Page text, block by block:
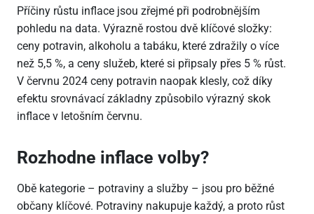
Příčiny růstu inflace jsou zřejmé při podrobnějším
pohledu na data. Výrazně rostou dvě klíčové složky:
ceny potravin, alkoholu a tabáku, které zdražily o více
než 5,5 %, a ceny služeb, které si připsaly přes 5 % růst.
V červnu 2024 ceny potravin naopak klesly, což díky
efektu srovnávací základny způsobilo výrazný skok
inflace v letošním červnu.
Rozhodne inflace volby?
Obě kategorie – potraviny a služby – jsou pro běžné
občany klíčové. Potraviny nakupuje každý, a proto růst